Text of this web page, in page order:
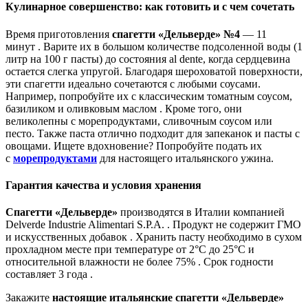
Кулинарное совершенство: как готовить и с чем сочетать
Время приготовления спагетти «Дельверде» №4 — 11
минут . Варите их в большом количестве подсоленной воды (1
литр на 100 г пасты) до состояния al dente, когда сердцевина
остается слегка упругой. Благодаря шероховатой поверхности,
эти спагетти идеально сочетаются с любыми соусами.
Например, попробуйте их с классическим томатным соусом,
базиликом и оливковым маслом . Кроме того, они
великолепны с морепродуктами, сливочным соусом или
песто. Также паста отлично подходит для запеканок и пасты с
овощами. Ищете вдохновение? Попробуйте подать их
с морепродуктами для настоящего итальянского ужина.
Гарантия качества и условия хранения
Спагетти «Дельверде» производятся в Италии компанией
Delverde Industrie Alimentari S.P.A. . Продукт не содержит ГМО
и искусственных добавок . Хранить пасту необходимо в сухом
прохладном месте при температуре от 2°C до 25°C и
относительной влажности не более 75% . Срок годности
составляет 3 года .
Закажите настоящие итальянские спагетти «Дельверде»